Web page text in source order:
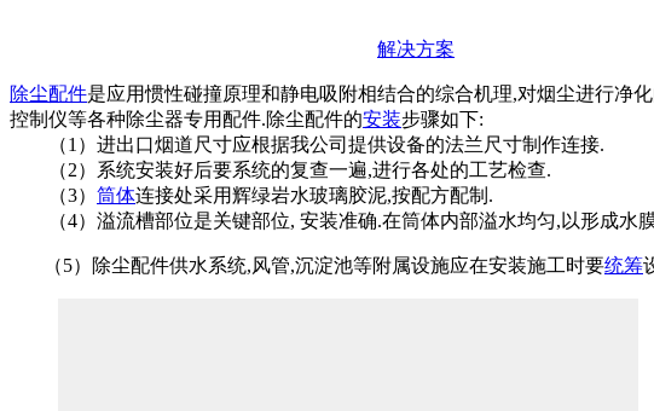
解决方案
除尘配件是应用惯性碰撞原理和静电吸附相结合的综合机理,对烟尘进行净
控制仪等各种除尘器专用配件.除尘配件的安装步骤如下:
（1）进出口烟道尺寸应根据我公司提供设备的法兰尺寸制作连接.
（2）系统安装好后要系统的复查一遍,进行各处的工艺检查.
（3） 筒体连接处采用辉绿岩水玻璃胶泥,按配方配制.
（4）溢流槽部位是关键部位, 安装准确.在筒体内部溢水均匀,以形成水
（5）除尘配件供水系统,风管,沉淀池等附属设施应在安装施工时要统筹